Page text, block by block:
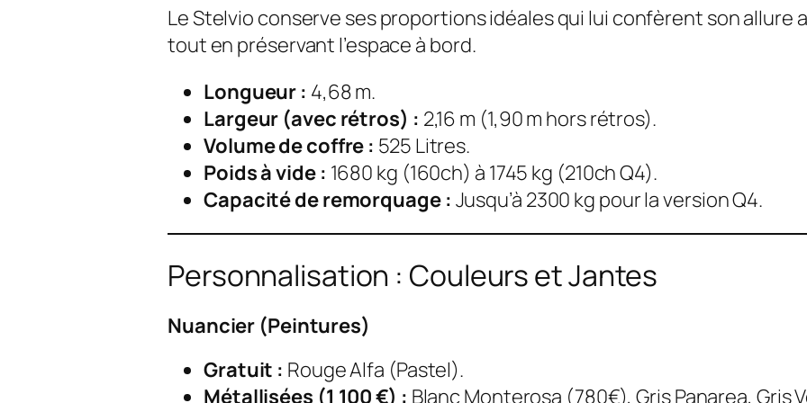
Le Stelvio conserve ses proportions idéales qui lui confèrent son allure
tout en préservant l’espace à bord.
Longueur : 4,68 m.
Largeur (avec rétros) : 2,16 m (1,90 m hors rétros).
Volume de coffre : 525 Litres.
Poids à vide : 1680 kg (160ch) à 1745 kg (210ch Q4).
Capacité de remorquage : Jusqu’à 2300 kg pour la version Q4.
Personnalisation : Couleurs et Jantes
Nuancier (Peintures)
Gratuit : Rouge Alfa (Pastel).
Métallisées (1 100 €) : Blanc Monterosa (780€), Gris Panarea, Gris